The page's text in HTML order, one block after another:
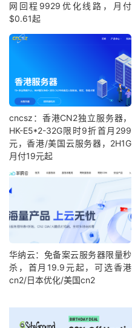
网回程9929优化线路，月付
$0.61起
cncsz：香港CN2独立服务器，
HK-E5*2-32G限时9折首月299
元，香港/美国云服务器，2H1G
月付19元起
华纳云：免备案云服务器限量秒
杀，首月19.9元起，可选香港
cn2/日本优化/美国cn2